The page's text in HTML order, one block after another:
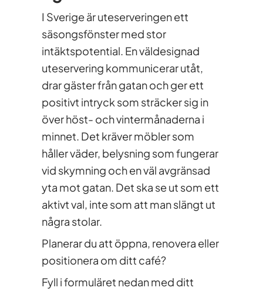
I Sverige är uteserveringen ett
säsongsfönster med stor
intäktspotential. En väldesignad
uteservering kommunicerar utåt,
drar gäster från gatan och ger ett
positivt intryck som sträcker sig in
över höst- och vintermånaderna i
minnet. Det kräver möbler som
håller väder, belysning som fungerar
vid skymning och en väl avgränsad
yta mot gatan. Det ska se ut som ett
aktivt val, inte som att man slängt ut
några stolar.
Planerar du att öppna, renovera eller
positionera om ditt café?
Fyll i formuläret nedan med ditt